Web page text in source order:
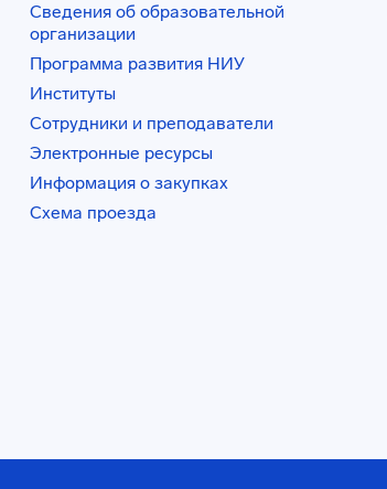
Сведения об образовательной
организации
Программа развития НИУ
Институты
Сотрудники и преподаватели
Электронные ресурсы
Информация о закупках
Схема проезда